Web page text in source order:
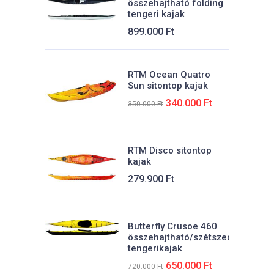
Max.teher:
összehajtható folding
tengeri kajak
899.000 Ft
RTM Ocean Quatro
Sun sitontop kajak
350.000Ft Eredeti
350.000 Ft.
340.000 FtJelenlegi
340.000 Ft.
RTM Disco sitontop
kajak
279.900 Ft
Butterfly Crusoe 460
összehajtható/szétszedhető
tengerikajak
720.000Ft Eredeti
650.000 FtJelenlegi